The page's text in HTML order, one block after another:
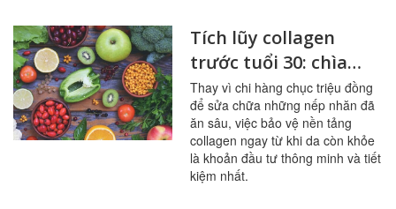
Tích lũy collagen
trước tuổi 30: chìa
khóa cho làn da
không tuổi
Thay vì chi hàng chục triệu đồng
để sửa chữa những nếp nhăn đã
ăn sâu, việc bảo vệ nền tảng
collagen ngay từ khi da còn khỏe
là khoản đầu tư thông minh và tiết
kiệm nhất.